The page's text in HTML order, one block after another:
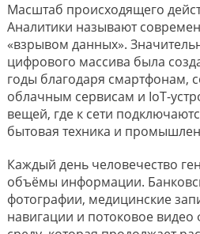
Масштаб происходящего
Аналитики называют
«взрывом данных».
цифрового массива была
годы благодаря смартфонам,
облачным сервисам и IoT-
вещей, где к сети
бытовая техника и
Каждый день человечество
объёмы информации.
фотографии, медицинские
навигации и потоковое